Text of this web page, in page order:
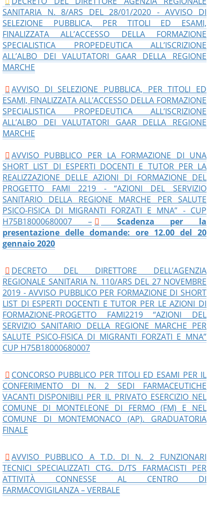
SANITARIA N. 8/ARS DEL 28/01/2020 - AVVISO DI
SELEZIONE PUBBLICA, PER TITOLI ED ESAMI,
FINALIZZATA ALL’ACCESSO DELLA FORMAZIONE
SPECIALISTICA PROPEDEUTICA ALL’ISCRIZIONE
ALL’ALBO DEI VALUTATORI GAAR DELLA REGIONE
MARCHE
AVVISO DI SELEZIONE PUBBLICA, PER TITOLI ED
ESAMI, FINALIZZATA ALL’ACCESSO DELLA FORMAZIONE
SPECIALISTICA PROPEDEUTICA ALL’ISCRIZIONE
ALL’ALBO DEI VALUTATORI GAAR DELLA REGIONE
MARCHE
AVVISO PUBBLICO PER LA FORMAZIONE DI UNA
SHORT LIST DI ESPERTI DOCENTI E TUTOR PER LA
REALIZZAZIONE DELLE AZIONI DI FORMAZIONE DEL
PROGETTO FAMI 2219 - “AZIONI DEL SERVIZIO
SANITARIO DELLA REGIONE MARCHE PER SALUTE
PSICO-FISICA DI MIGRANTI FORZATI E MNA” - CUP
H75B18000680007 –
Scadenza per la
presentazione delle domande: ore 12.00 del 20
gennaio 2020
DECRETO DEL DIRETTORE DELL’AGENZIA
REGIONALE SANITARIA N. 110/ARS DEL 27 NOVEMBRE
2019 - AVVISO PUBBLICO PER FORMAZIONE DI SHORT
LIST DI ESPERTI DOCENTI E TUTOR PER LE AZIONI DI
FORMAZIONE-PROGETTO FAMI2219 “AZIONI DEL
SERVIZIO SANITARIO DELLA REGIONE MARCHE PER
SALUTE PSICO-FISICA DI MIGRANTI FORZATI E MNA”
CUP H75B18000680007
CONCORSO PUBBLICO PER TITOLI ED ESAMI PER IL
CONFERIMENTO DI N. 2 SEDI FARMACEUTICHE
VACANTI DISPONIBILI PER IL PRIVATO ESERCIZIO NEL
COMUNE DI MONTELEONE DI FERMO (FM) E NEL
COMUNE DI MONTEMONACO (AP). GRADUATORIA
FINALE
AVVISO PUBBLICO A T.D. DI N. 2 FUNZIONARI
TECNICI SPECIALIZZATI CTG. D/TS FARMACISTI PER
ATTIVITÀ CONNESSE AL CENTRO DI
FARMACOVIGILANZA – VERBALE